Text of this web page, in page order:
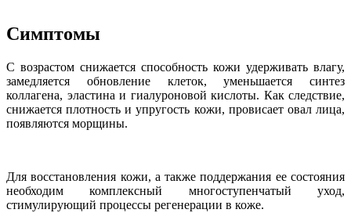
Симптомы
С возрастом снижается способность кожи удерживать влагу,
замедляется обновление клеток, уменьшается синтез
коллагена, эластина и гиалуроновой кислоты. Как следствие,
снижается плотность и упругость кожи, провисает овал лица,
появляются морщины.
Для восстановления кожи, а также поддержания ее состояния
необходим комплексный многоступенчатый уход,
стимулирующий процессы регенерации в коже.